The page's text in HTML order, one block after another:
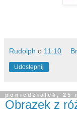
Rudolph o 11:10
Udostępnij
poniedziałek, 25
Obrazek z